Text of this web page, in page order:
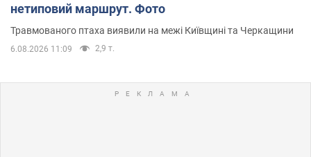
нетиповий маршрут. Фото
Травмованого птаха виявили на межі Київщині та Черкащини
6.08.2026 11:09 2,9 т.